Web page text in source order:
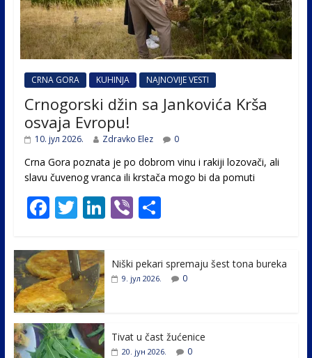
CRNA GORA KUHINJA NAJNOVIJE VESTI
Crnogorski džin sa Jankovića Krša
osvaja Evropu!
10. јул 2026. Zdravko Elez 0
Crna Gora poznata je po dobrom vinu i rakiji lozovači, ali
slavu čuvenog vranca ili krstača mogo bi da pomuti
F
ac
e
b
o
o
k
T
w
itt
er
Li
n
e
Vi
b
S
e
Niški pekari spremaju šest tona bureka
9. јул 2026. 0
Tivat u čast žućenice
20. јун 2026. 0